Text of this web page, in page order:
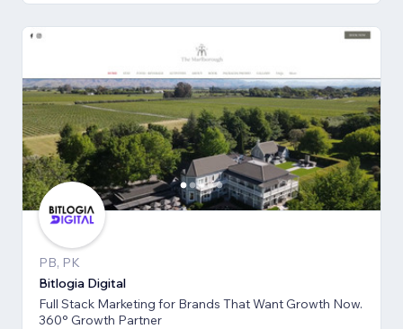
PB, PK
Bitlogia Digital
Full Stack Marketing for Brands That Want Growth Now.
360° Growth Partner